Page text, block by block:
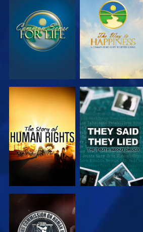
צפה צפה
צפה צפה
צפה